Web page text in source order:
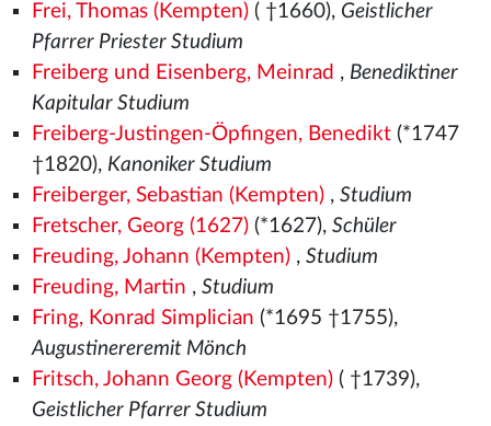
Frei, Thomas (Kempten)( †1660), Geistlicher
Pfarrer Priester Studium
Freiberg und Eisenberg, Meinrad , Benediktiner
Kapitular Studium
Freiberg-Justingen-Öpfingen, Benedikt(*1747
†1820), Kanoniker Studium
Freiberger, Sebastian (Kempten), Studium
Fretscher, Georg (1627)(*1627), Schüler
Freuding, Johann (Kempten), Studium
Freuding, Martin , Studium
Fring, Konrad Simplician (*1695 †1755),
Augustinereremit Mönch
Fritsch, Johann Georg (Kempten)( †1739),
Geistlicher Pfarrer Studium